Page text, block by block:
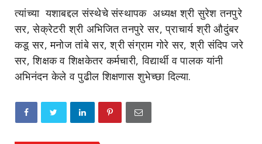
त्यांच्या यशाबद्दल संस्थेचे संस्थापक अध्यक्ष श्री सुरेश तनपुरे
सर, सेक्रेटरी श्री अभिजित तनपुरे सर, प्राचार्य श्री औदुंबर
कडू सर, मनोज तांबे सर, श्री संग्राम गोरे सर, श्री संदिप जरे
सर, शिक्षक व शिक्षकेतर कर्मचारी, विद्यार्थी व पालक यांनी
अभिनंदन केले व पुढील शिक्षणास शुभेच्छा दिल्या.